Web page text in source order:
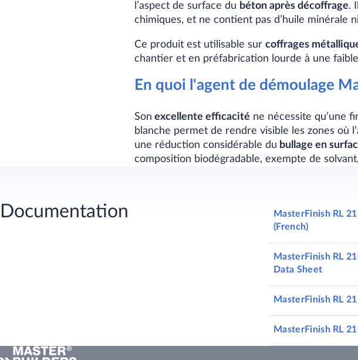
l’aspect de surface du béton après décoffrage.
chimiques, et ne contient pas d’huile minérale
Ce produit est utilisable sur coffrages
chantier et en préfabrication lourde à une
En quoi l'agent de démoulage
Son excellente efficacité ne nécessite qu’une
blanche permet de rendre visible les zones où
une réduction considérable du bullage en
composition biodégradable, exempte de solvant,
Documentation
MasterFinish RL
(French)
MasterFinish RL
Data Sheet
MasterFinish RL
MasterFinish RL